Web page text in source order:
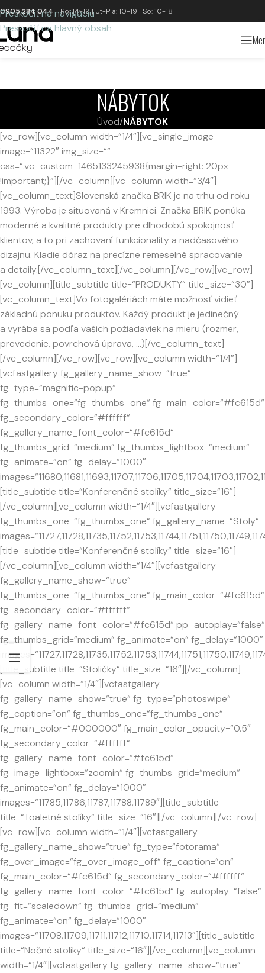
Preskočiť na navigáciu
Preskočiť na hlavný obsah
0905 284 044Po: 14-19 | Ut-Pia: 10-19 | So: 10-18
NÁBYTOK
Úvod/NÁBYTOK
[vc_row][vc_column width=“1/4″][vc_single_image
image=“11322″ img_size=““
css=“.vc_custom_1465133245938{margin-right: 20px
!important;}“][/vc_column][vc_column width=“3/4″]
[vc_column_text]Slovenská značka BRIK je na trhu od roku
1993. Výroba je situovaná v Kremnici. Značka BRIK ponúka
moderné a kvalitné produkty pre dlhodobú spokojnosť
klientov, a to pri zachovaní funkcionality a nadčasového
dizajnu. Kladie dôraz na precízne remeselné spracovanie
a detaily.[/vc_column_text][/vc_column][/vc_row][vc_row]
[vc_column][title_subtitle title=“PRODUKTY“ title_size=“30″]
[vc_column_text]Vo fotogalériách máte možnosť vidieť
základnú ponuku produktov. Každý produkt je jedinečný
a vyrába sa podľa vašich požiadaviek na mieru (rozmer,
prevedenie, povrchová úprava, …)[/vc_column_text]
[/vc_column][/vc_row][vc_row][vc_column width=“1/4″]
[vcfastgallery fg_gallery_name_show=“true“
fg_type=“magnific-popup“
fg_thumbs_one=“fg_thumbs_one“ fg_main_color=“#fc615d“
fg_secondary_color=“#ffffff“
fg_gallery_name_font_color=“#fc615d“
fg_thumbs_grid=“medium“ fg_thumbs_lightbox=“medium“
fg_animate=“on“ fg_delay=“1000″
[title_subtitle title=“Konferenčné stolíky“ title_size=“16″]
[/vc_column][vc_column width=“1/4″][vcfastgallery
fg_thumbs_one=“fg_thumbs_one“ fg_gallery_name=“Stoly“
[title_subtitle title=“Konferenčné stolíky“ title_size=“16″]
[/vc_column][vc_column width=“1/4″][vcfastgallery
fg_gallery_name_show=“true“
fg_thumbs_one=“fg_thumbs_one“ fg_main_color=“#fc615d“
fg_secondary_color=“#ffffff“
fg_gallery_name_font_color=“#fc615d“ pp_autoplay=“false“
fg_thumbs_grid=“medium“ fg_animate=“on“ fg_delay=“1000″
[title_subtitle title=“Stoličky“ title_size=“16″][/vc_column]
[vc_column width=“1/4″][vcfastgallery
fg_gallery_name_show=“true“ fg_type=“photoswipe“
fg_caption=“on“ fg_thumbs_one=“fg_thumbs_one“
fg_main_color=“#000000″ fg_main_color_opacity=“0.5″
fg_secondary_color=“#ffffff“
fg_gallery_name_font_color=“#fc615d“
fg_image_lightbox=“zoomin“ fg_thumbs_grid=“medium“
fg_animate=“on“ fg_delay=“1000″
images=“11785,11786,11787,11788,11789″][title_subtitle
title=“Toaletné stolíky“ title_size=“16″][/vc_column][/vc_row]
[vc_row][vc_column width=“1/4″][vcfastgallery
fg_gallery_name_show=“true“ fg_type=“fotorama“
fg_over_image=“fg_over_image_off“ fg_caption=“on“
fg_main_color=“#fc615d“ fg_secondary_color=“#ffffff“
fg_gallery_name_font_color=“#fc615d“ fg_autoplay=“false“
fg_fit=“scaledown“ fg_thumbs_grid=“medium“
fg_animate=“on“ fg_delay=“1000″
images=“11708,11709,11711,11712,11710,11714,11713″][title_subtitle
title=“Nočné stolíky“ title_size=“16″][/vc_column][vc_column
width=“1/4″][vcfastgallery fg_gallery_name_show=“true“